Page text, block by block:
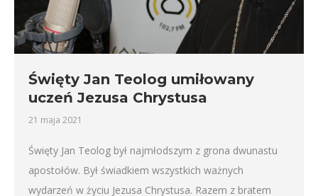
Święty Jan Teolog umiłowany
uczeń Jezusa Chrystusa
21 maja 2021
Święty Jan Teolog był najmłodszym z grona dwunastu
apostołów. Był świadkiem wszystkich ważnych
wydarzeń w życiu Jezusa Chrystusa. Razem z bratem